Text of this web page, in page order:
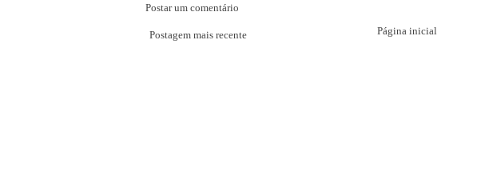
Postar um comentário
Postagem mais recente Página inicial